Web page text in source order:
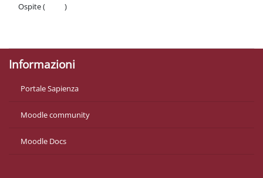
Ospite (
)
Informazioni
Portale Sapienza
Moodle community
Moodle Docs